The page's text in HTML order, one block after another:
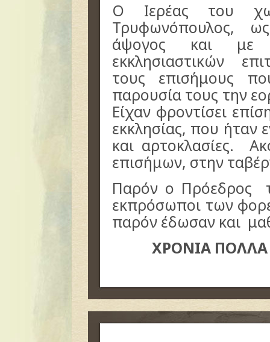
Ο Ιερέας του
Τρυφωνόπουλος,
άψογος και με
εκκλησιαστικών
τους επισήμους
παρουσία τους την
Είχαν φροντίσει
εκκλησίας, που ήταν
και αρτοκλασίες.
επισήμων, στην
Παρόν ο Πρόεδρος
εκπρόσωποι των
παρόν έδωσαν και
ΧΡΟΝΙΑ